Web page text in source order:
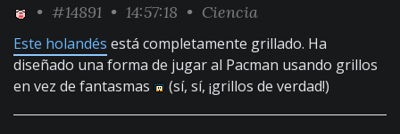
• #14891 • 14:57:18 • Ciencia
Este holandés está completamente grillado. Ha
diseñado una forma de jugar al Pacman usando grillos
en vez de fantasmas
(sí, sí, ¡grillos de verdad!)